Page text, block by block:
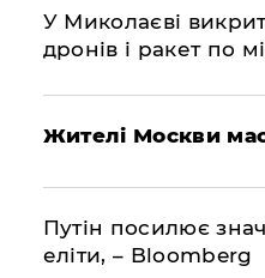
У Миколаєві
дронів і ракет по
Жителі Москви
Путін посилює
еліти, – Bloomberg